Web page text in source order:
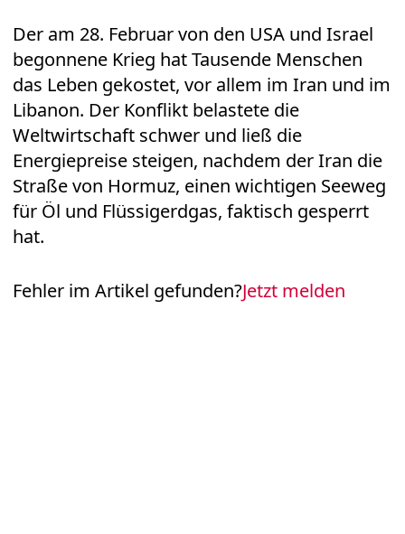
Der am 28. Februar von den USA und Israel
begonnene Krieg hat Tausende Menschen
das Leben gekostet, vor allem im Iran und im
Libanon. Der Konflikt belastete die
Weltwirtschaft schwer und ließ die
Energiepreise steigen, nachdem der Iran die
Straße von Hormuz, einen wichtigen Seeweg
für Öl und Flüssigerdgas, faktisch gesperrt
hat.
Fehler im Artikel gefunden?Jetzt melden